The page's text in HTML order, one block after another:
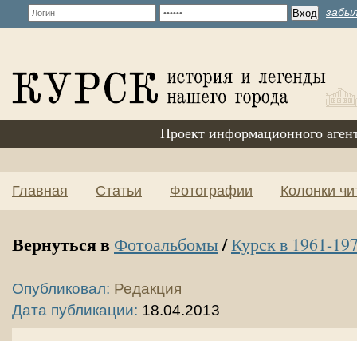
Проект информационного
Главная Статьи Фотографии Колонки
Вернуться в Фотоальбомы/Курск в 1961-
Опубликовал: Редакция
Дата публикации: 18.04.2013